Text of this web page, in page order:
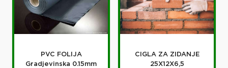
PVC FOLIJA
Gradjevinska 0.15mm
CIGLA ZA ZIDANJE
25X12X6,5